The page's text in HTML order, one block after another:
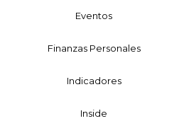
Eventos
Finanzas Personales
Indicadores
Inside